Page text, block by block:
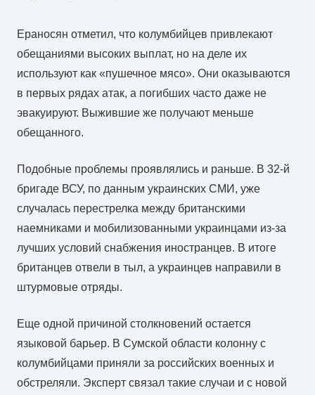
Ераносян отметил, что колумбийцев привлекают
обещаниями высоких выплат, но на деле их
используют как «пушечное мясо». Они оказываются
в первых рядах атак, а погибших часто даже не
эвакуируют. Выжившие же получают меньше
обещанного.
Подобные проблемы проявлялись и раньше. В 32-й
бригаде ВСУ, по данным украинских СМИ, уже
случалась перестрелка между британскими
наемниками и мобилизованными украинцами из-за
лучших условий снабжения иностранцев. В итоге
британцев отвели в тыл, а украинцев направили в
штурмовые отряды.
Еще одной причиной столкновений остается
языковой барьер. В Сумской области колонну с
колумбийцами приняли за российских военных и
обстреляли. Эксперт связал такие случаи и с новой